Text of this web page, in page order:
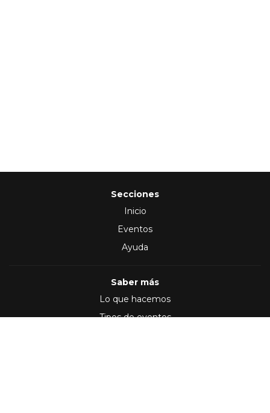
Secciones
Inicio
Eventos
Ayuda
Saber más
Lo que hacemos
Tipos de eventos